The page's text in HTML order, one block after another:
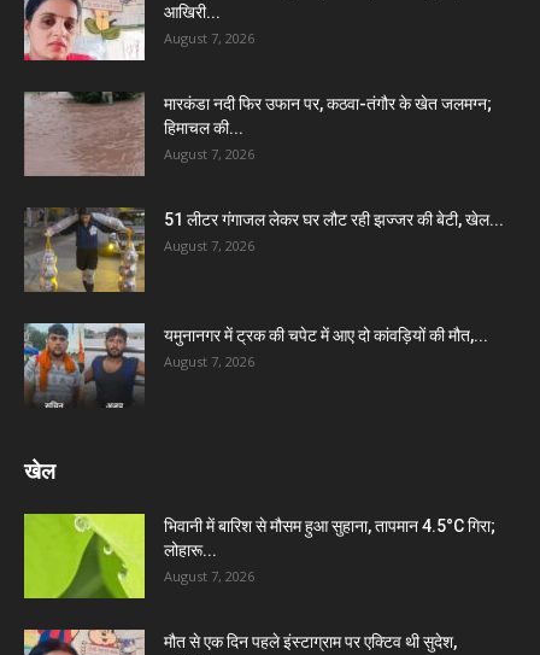
आखिरी...
August 7, 2026
मारकंडा नदी फिर उफान पर, कठवा-तंगौर के खेत जलमग्न;
हिमाचल की...
August 7, 2026
51 लीटर गंगाजल लेकर घर लौट रही झज्जर की बेटी, खेल...
August 7, 2026
यमुनानगर में ट्रक की चपेट में आए दो कांवड़ियों की मौत,...
August 7, 2026
खेल
भिवानी में बारिश से मौसम हुआ सुहाना, तापमान 4.5°C गिरा;
लोहारू...
August 7, 2026
मौत से एक दिन पहले इंस्टाग्राम पर एक्टिव थी सुदेश,